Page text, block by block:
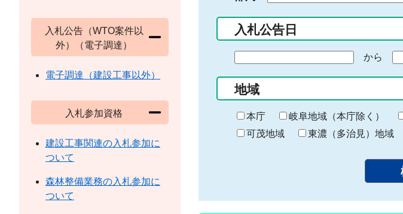
力
入札公告日
の
始
ま
り
から
終
わ
り
地域
本庁 岐阜地域（本庁除く）
可茂地域
東濃（多治見）地域
入札公告（WTO案件以
外）（電子調達）
電子調達（建設工事以外）
入札参加資格
建設工事関連の入札参加に
ついて
森林整備業務の入札参加に
ついて